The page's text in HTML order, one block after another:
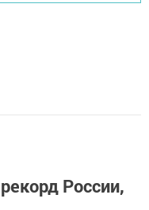
России,